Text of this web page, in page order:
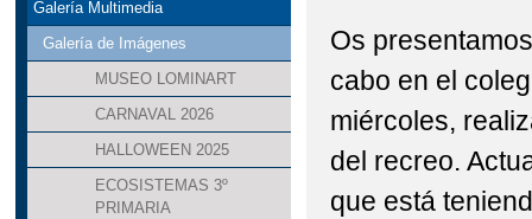
Galería Multimedia
Galería de Imágenes
MUSEO LOMINART
CARNAVAL 2026
HALLOWEEN 2025
ECOSISTEMAS 3º
PRIMARIA
Os
cabo en el
miércoles,
del recreo.
que está